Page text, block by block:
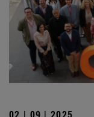
02 | 09 | 2025